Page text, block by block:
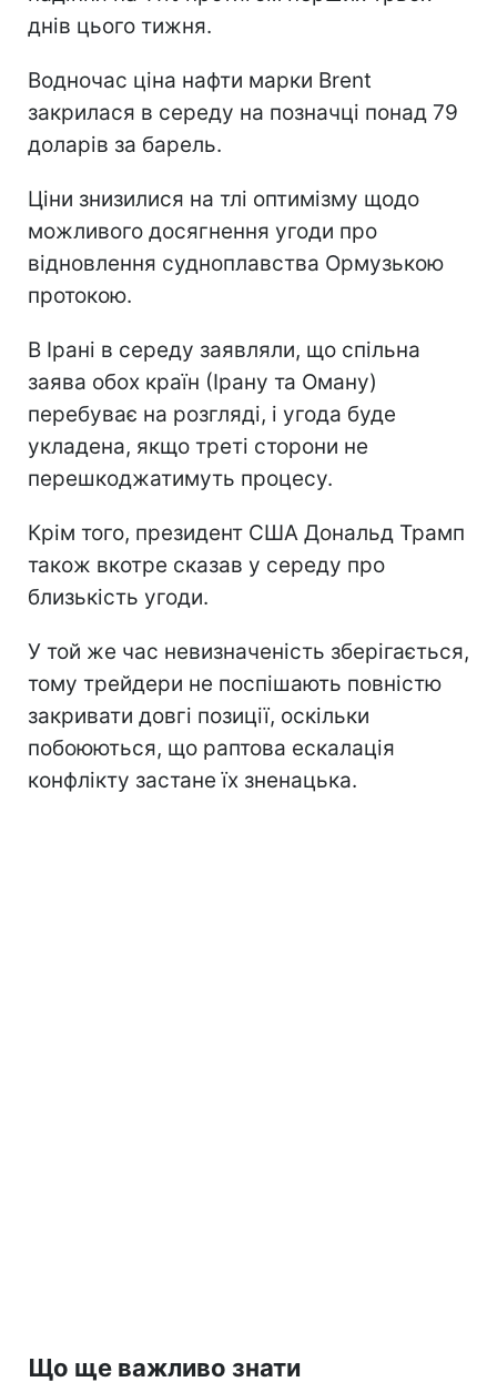
днів цього тижня.
Водночас ціна нафти марки Brent
закрилася в середу на позначці понад 79
доларів за барель.
Ціни знизилися на тлі оптимізму щодо
можливого досягнення угоди про
відновлення судноплавства Ормузькою
протокою.
В Ірані в середу заявляли, що спільна
заява обох країн (Ірану та Оману)
перебуває на розгляді, і угода буде
укладена, якщо треті сторони не
перешкоджатимуть процесу.
Крім того, президент США Дональд Трамп
також вкотре сказав у середу про
близькість угоди.
У той же час невизначеність зберігається,
тому трейдери не поспішають повністю
закривати довгі позиції, оскільки
побоюються, що раптова ескалація
конфлікту застане їх зненацька.
Що ще важливо знати